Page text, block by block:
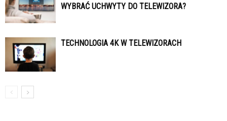
WYBRAĆ UCHWYTY DO TELEWIZORA?
TECHNOLOGIA 4K W TELEWIZORACH